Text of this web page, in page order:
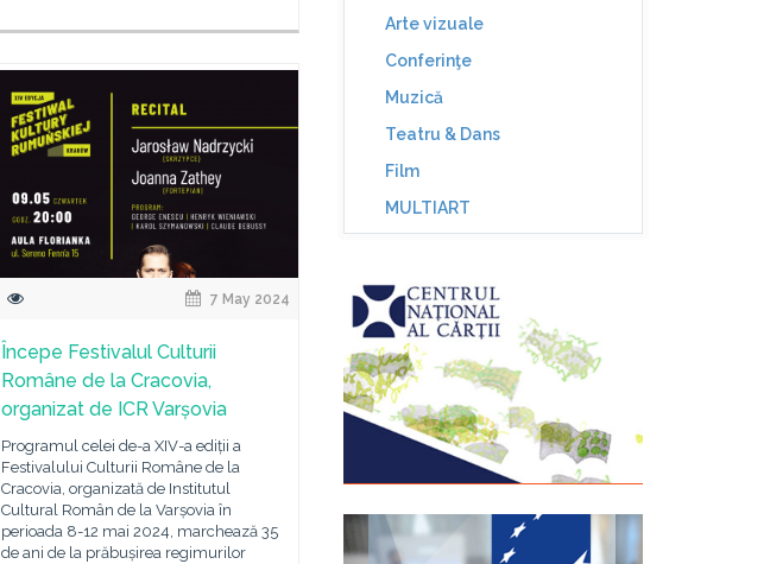
7 May 2024
Începe Festivalul Culturii
Române de la Cracovia,
organizat de ICR Varșovia
Programul celei de-a XIV-a ediții a
Festivalului Culturii Române de la
Cracovia, organizată de Institutul
Cultural Român de la Varșovia în
perioada 8-12 mai 2024, marchează 35
de ani de la prăbușirea regimurilor
Arte vizuale
Conferinţe
Muzică
Teatru & Dans
Film
MULTIART